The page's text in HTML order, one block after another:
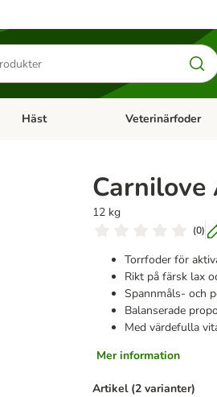
Fisk
Open category menu: Fågel
Häst Open category
Veterinärfoder
Carnilove
12 kg
(0)
Torrfoder för
Rikt på färsk lax
Spannmåls- och
Balanserade
Med värdefulla
Mer information
Artikel (2 varianter)